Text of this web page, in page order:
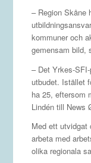
– Region Skåne
kommuner och
gemensam bild,
– Det Yrkes-
utbudet. Istället
ha 25, eftersom
Lindén till News
Med ett utvidgat
arbeta med
olika regionala